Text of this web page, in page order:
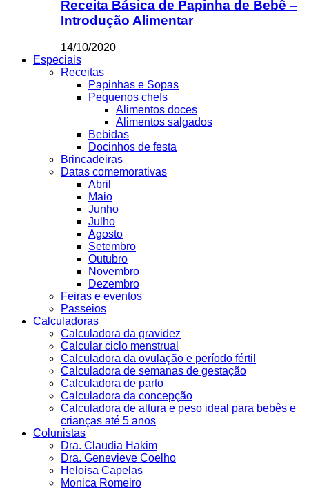
Receita Básica de Papinha de Bebê –
Introdução Alimentar
14/10/2020
Especiais
Receitas
Papinhas e Sopas
Pequenos chefs
Alimentos doces
Alimentos salgados
Bebidas
Docinhos de festa
Brincadeiras
Datas comemorativas
Abril
Maio
Junho
Julho
Agosto
Setembro
Outubro
Novembro
Dezembro
Feiras e eventos
Passeios
Calculadoras
Calculadora da gravidez
Calcular ciclo menstrual
Calculadora da ovulação e período fértil
Calculadora de semanas de gestação
Calculadora de parto
Calculadora da concepção
Calculadora de altura e peso ideal para bebês e
crianças até 5 anos
Colunistas
Dra. Claudia Hakim
Dra. Genevieve Coelho
Heloisa Capelas
Monica Romeiro